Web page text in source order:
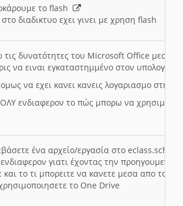
το flash
διαδικτυο εχει γινει με χρηση flash
δυνατότητες του Microsoft Office μεσω
να ειναι εγκαταστημμένο στον
ομως να εχει κανει κανεις λογαριασμο στη
ενδιαφερον το πώς μπορω να
ένα αρχείο/εργασία στο eclass.sch.gr
ενδιαφερον γιατι έχοντας την
και το τι μπορειτε να κανετε μεσα απο το
το One Drive